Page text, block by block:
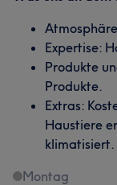
Expertise:
Produkte
Produkte.
Extras:
Haustiere
klimatisiert.
Montag